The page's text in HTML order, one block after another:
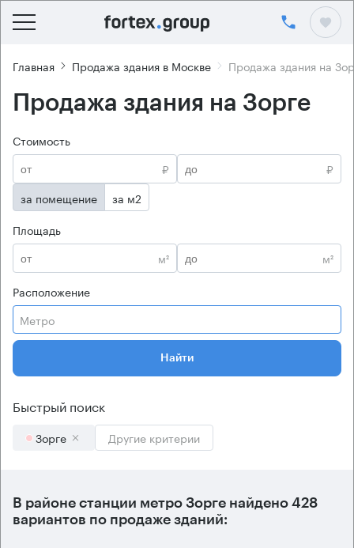
Главная Продажа здания в Москве Продажа здания на
Продажа здания на Зорге
Стоимость
₽
₽
за помещение
за м2
Площадь
м²
м²
Расположение
Метро
Найти
Быстрый поиск
Зорге Другие критерии
В районе станции метро Зорге найдено 428
вариантов по продаже зданий: